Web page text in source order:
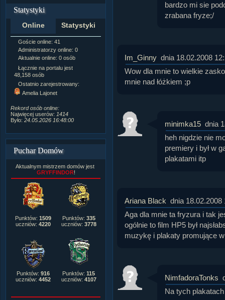
Statystyki
Online Statystyki
Goście online: 41
Administratorzy online: 0
Aktualnie online: 0 osób
Łącznie na portalu jest
48,158 osób
Ostatnio zarejestrowany:
Amelia Lajonet
Rekord osób online:
Najwięcej userów: 1414
Było: 24.05.2026 16:48:00
Zdjęć w galerii:21,490
Tematów na forum:3,921
Postów na forum:319,637
Komentarzy do materiałów:
Puchar Domów
Aktualnym mistrzem domów jest
GRYFFINDOR!
Punktów: 1509
uczniów: 4220
Punktów: 335
uczniów: 3778
Punktów: 916
uczniów: 4452
Punktów: 115
uczniów: 4107
bardzo mi sie
zrabana fryze;/
Im_Ginny dnia 18.02.2008
Wow dla mnie to wielkie
mnie nad łóżkiem ;p
minimka15 dnia
heh nigdzie nie
premiery i był w
plakatami itp
Ariana Black dnia 18.02.2008
Aga dla mnie ta fryzura i tak
ogólnie to film HP5 był
muzykę i plakaty promujące
NimfadoraTonks
Na tych